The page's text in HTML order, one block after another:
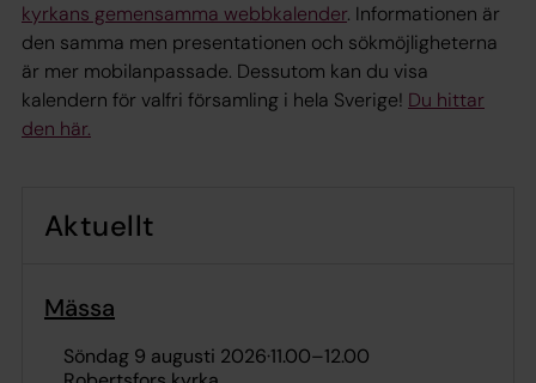
kyrkans gemensamma webbkalender. Informationen är
den samma men presentationen och sökmöjligheterna
är mer mobilanpassade. Dessutom kan du visa
kalendern för valfri församling i hela Sverige! Du hittar
den här.
Aktuellt
Mässa
söndag 9 augusti 2026·11.00–12.00